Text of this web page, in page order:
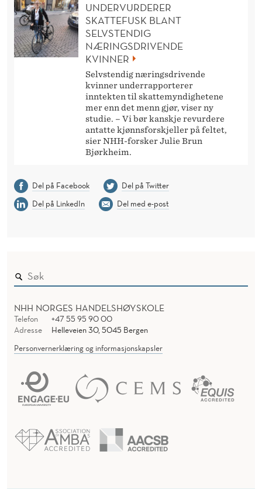
UNDERVURDERER
SKATTEFUSK BLANT
SELVSTENDIG
NÆRINGSDRIVENDE
KVINNER
Selvstendig næringsdrivende
kvinner underrapporterer
inntekten til skattemyndighetene
mer enn det menn gjør, viser ny
studie. – Vi bør kanskje revurdere
antatte kjønnsforskjeller på feltet,
sier NHH-forsker Julie Brun
Bjørkheim.
Del på Facebook
Del på Twitter
Del på LinkedIn
Del med e-post
NHH NORGES HANDELSHØYSKOLE
Telefon
+47 55 95 90 00
Adresse
Helleveien 30, 5045 Bergen
Personvernerklæring og informasjonskapsler